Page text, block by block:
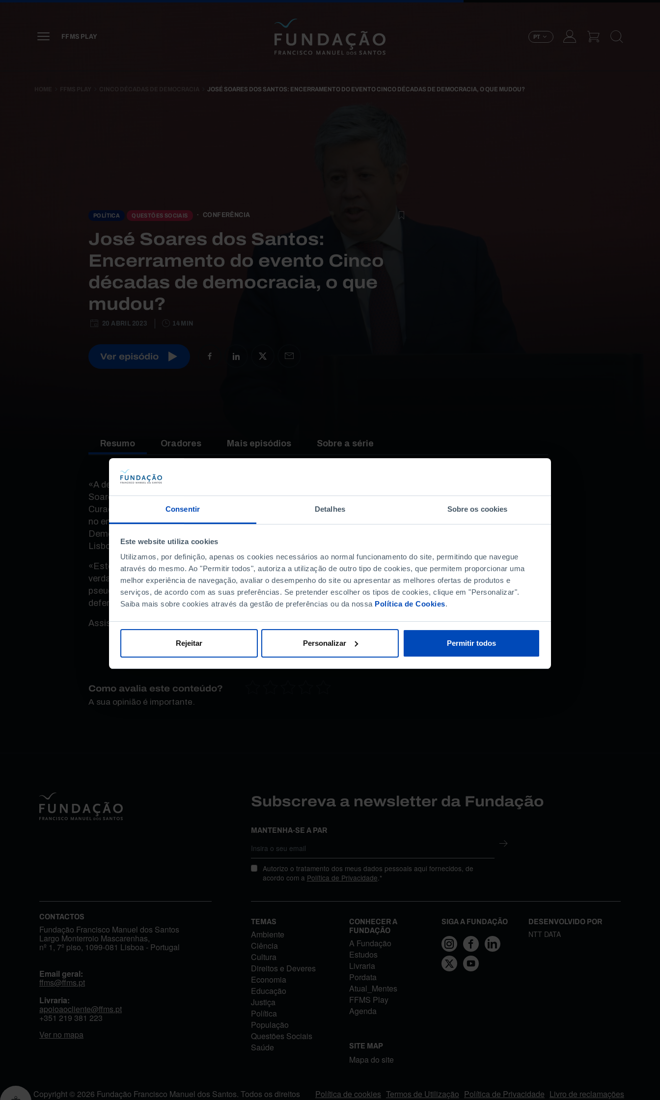
Consentir Detalhes Sobre os cookies
Este website utiliza cookies
Utilizamos, por definição, apenas os cookies necessários ao normal funcionamento do site, permitindo que navegue
através do mesmo. Ao "Permitir todos", autoriza a utilização de outro tipo de cookies, que permitem proporcionar uma
melhor experiência de navegação, avaliar o desempenho do site ou apresentar as melhores ofertas de produtos e
serviços, de acordo com as suas preferências. Se pretender escolher os tipos de cookies, clique em "Personalizar".
Saiba mais sobre cookies através da gestão de preferências ou da nossa Política de Cookies.
Rejeitar Personalizar Permitir todos
FFMS PLAY PT
JOSÉ SOARES DOS SANTOS: ENCERRAMENTO DO EVENTO CINCO DÉCADAS DE DEMOCRACIA, O QUE MUDOU?
POLÍTICA QUESTÕES SOCIAIS CONFERÊNCIA
José Soares dos Santos:
Encerramento do evento Cinco
décadas de democracia, o que
mudou?
20 ABRIL 2023 14 MIN
Ver episódio
Resumo Oradores Mais episódios Sobre a série
«A democracia não é um dado adquirido», alertou José
Soares dos Santos, presidente do Conselho de
Curadores da Fundação Francisco Manuel dos Santos,
no encerramento do evento Cinco Décadas de
Democracia, o que mudou?, no Quartel do Carmo, em
Lisboa.
«Este é um combate de todos os dias, de defesa da
verdade contra a mentira, da ciência contra a
pseudociência, da informação objetiva e qualificada»,
defendeu.
Assista ao vídeo.
Como avalia este conteúdo?
A sua opinião é importante.
Subscreva a newsletter da Fundação
MANTENHA-SE A PAR
Autorizo o tratamento dos meus dados pessoais aqui fornecidos, de
acordo com a Política de Privacidade.*
CONTACTOS
Fundação Francisco Manuel dos Santos
Largo Monterroio Mascarenhas,
nº 1, 7º piso, 1099-081 Lisboa - Portugal
Email geral:
ffms@ffms.pt
Livraria:
apoioaocliente@ffms.pt
+351 219 381 223
Ver no mapa
TEMAS
Ambiente
Ciência
Cultura
Direitos e Deveres
Economia
Educação
Justiça
Política
População
Questões Sociais
Saúde
CONHECER A
FUNDAÇÃO
A Fundação
Estudos
Livraria
Pordata
Atual_Mentes
FFMS Play
Agenda
SITE MAP
Mapa do site
SIGA A FUNDAÇÃO DESENVOLVIDO POR
NTT DATA
Copyright © 2026 Fundação Francisco Manuel dos Santos. Todos os direitos FOOTER MENU
Política de cookies Termos de Utilização Política de Privacidade Livro de reclamações